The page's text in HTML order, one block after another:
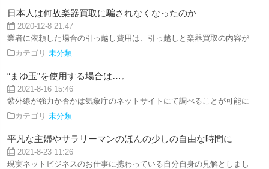
日本人は何故楽器買取に騙されなくなったのか
2020-12-8 21:47
業者に依頼した場合の引っ越し費用は、引っ越しと楽器買取の内容が変わ
カテゴリ 未分類
“まゆ玉”を使用する場合は…。
2021-8-16 15:46
紫外線が強力か否かは気象庁のネットサイトにて調べることが可能になっ
カテゴリ 未分類
平凡な主婦やサラリーマンのほんの少しの自由な時間に
2021-8-23 11:26
現実ネットビジネスのお仕事に携わっている自分自身の見解としましても